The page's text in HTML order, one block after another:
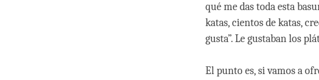
qué me das toda esta
katas, cientos de katas,
gusta”. Le gustaban los
El punto es, si vamos a